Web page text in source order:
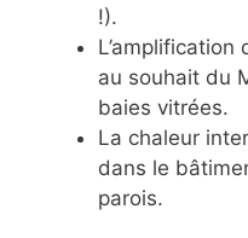
!).
au souhait du
baies vitrées.
La chaleur
dans le
parois.